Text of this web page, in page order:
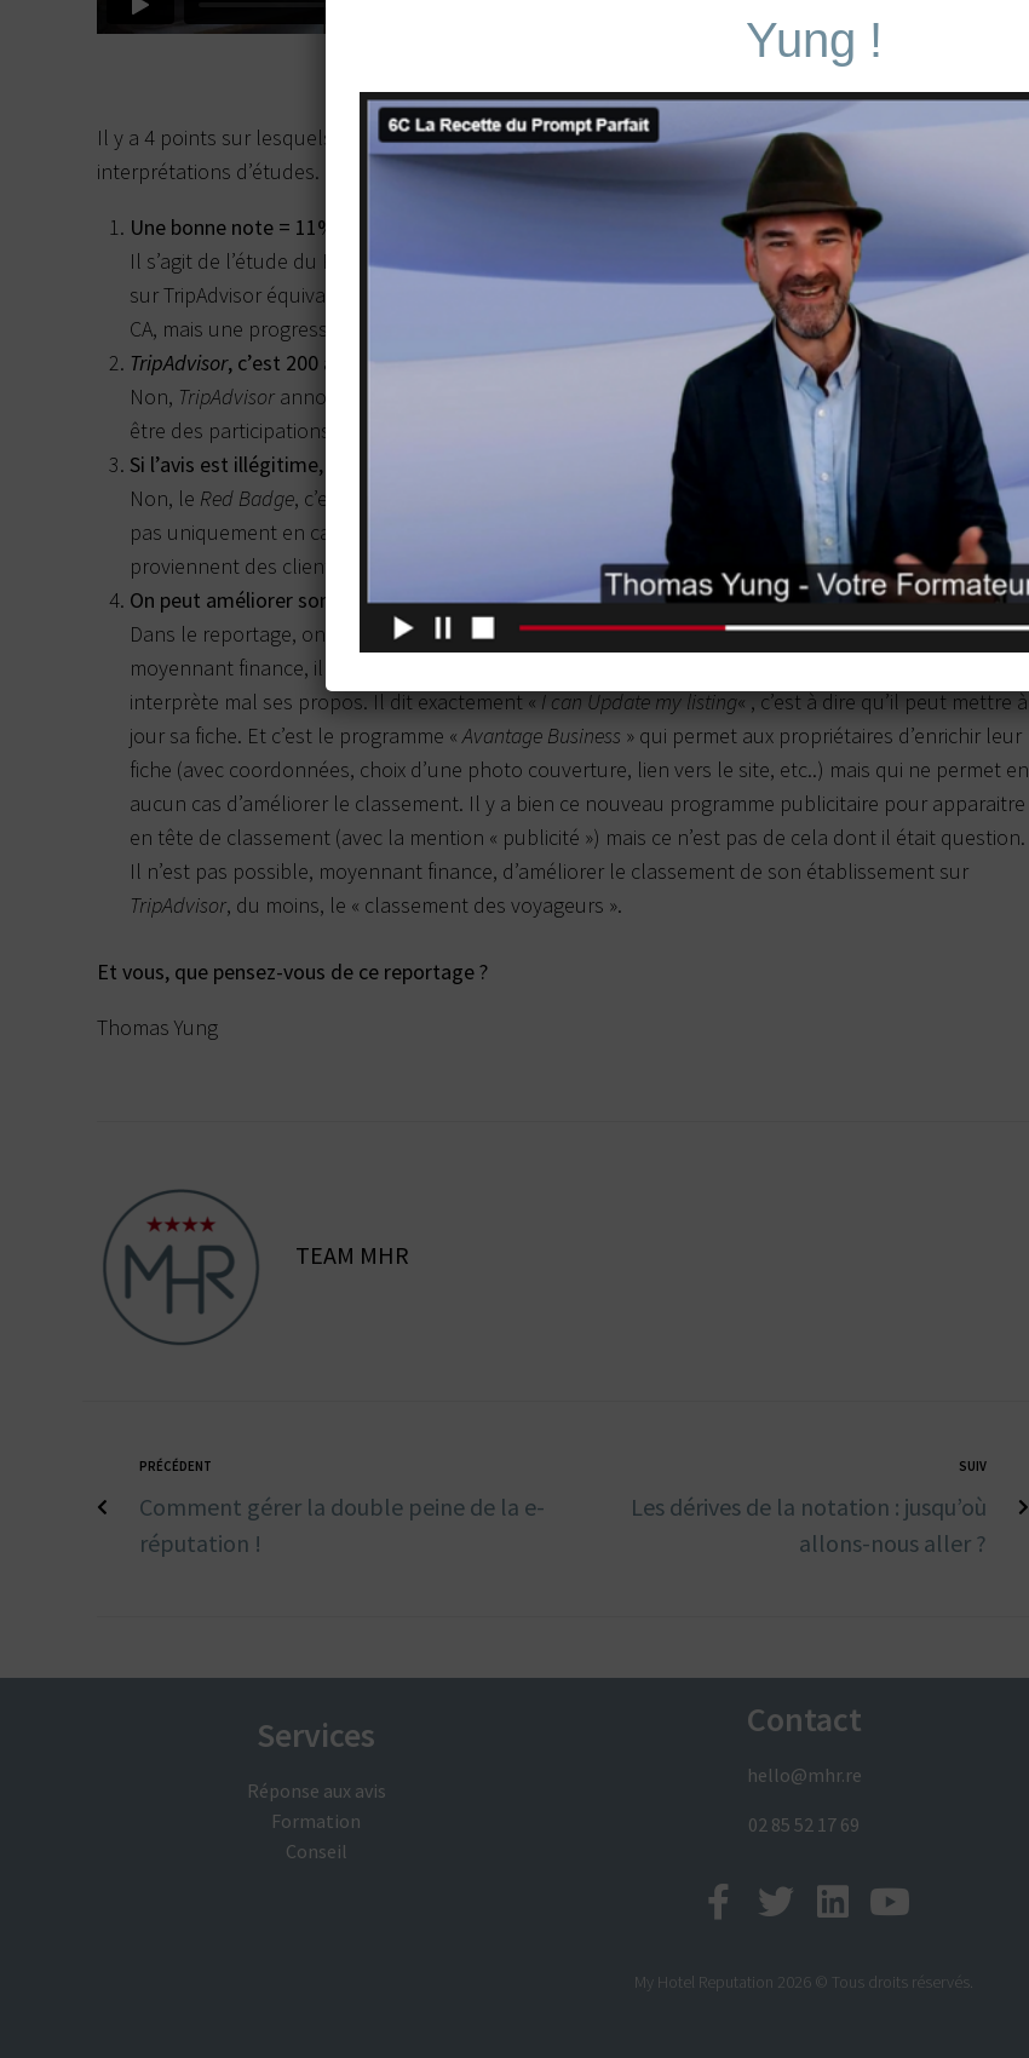
Il y a 4 points sur lesquels on peut discuter dans ce reportage, principalement des mauvaises
interprétations d’études.
Une bonne note = 11% de CA.
Il s’agit de l’étude du Pr. Anderson de l’Université de Cornell. En fait il dit qu’un point de classement
sur TripAdvisor équivaut à 11% de chiffre d’affaires. Ce n’est pas une bonne note qui vaut 11% de
CA, mais une progression d’un point dans la notation.
TripAdvisor, c’est 200 avis par minutes.
Non, TripAdvisorannonce 200 interactions à la minute, mais ce ne sont pas que des avis, ça peut
être des participations aux forums ou des votes « avez vous trouvé cet avis utile ? ».
Si l’avis est illégitime, un «
Non, le Red Badge, c’est après une enquête et une fraude manifeste de la part de l’établissement,
pas uniquement en cas d’avis illégitime. Il est bon de rappeler que la plupart des avis illégitimes
proviennent des clients eux-même et non de l’établissement.
On peut améliorer son classement en payant ?
Dans le reportage, on voit le propriétaire du pub gastronomie, M. Heath Ball annoncer que
moyennant finance, il peut améliorer son classement. C’est faux, c’est la traduction en français qui
interprète mal ses propos. Il dit exactement « I can Update my listing« , c’est à dire qu’il peut mettre à
jour sa fiche. Et c’est le programme «Avantage Business » qui permet aux propriétaires d’enrichir leur
fiche (avec coordonnées, choix d’une photo couverture, lien vers le site, etc..) mais qui ne permet en
aucun cas d’améliorer le classement. Il y a bien ce nouveau programme publicitaire pour apparaitre
en tête de classement (avec la mention « publicité ») mais ce n’est pas de cela dont il était question.
Il n’est pas possible, moyennant finance, d’améliorer le classement de son établissement sur
TripAdvisor, du moins, le « classement des voyageurs ».
Et vous, que pensez-vous de ce reportage ?
Thomas Yung
TEAM MHR
PRÉCÉDENT
Comment gérer la double peine de la e-
réputation !
SUIV
Les dérives de la notation : jusqu’où
allons-nous aller ?
Services
Réponse aux avis
Formation
Conseil
Contact
hello@mhr.re
02 85 52 17 69
My Hotel Reputation 2026 © Tous droits réservés.
Yung !